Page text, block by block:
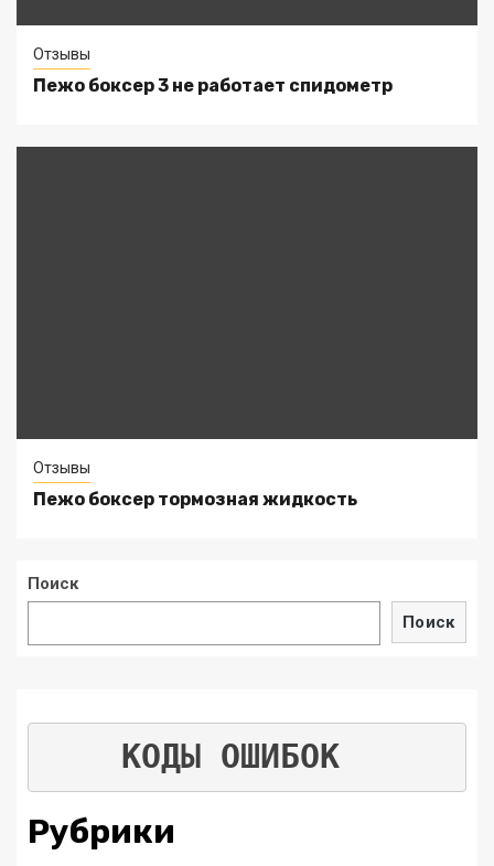
Отзывы
Пежо боксер 3 не работает спидометр
Отзывы
Пежо боксер тормозная жидкость
Поиск
Поиск
КОДЫ ОШИБОК
Рубрики